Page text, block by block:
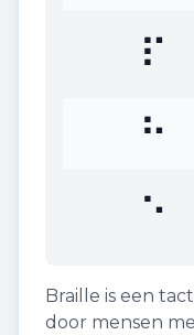
⠏
⠓
⠑
Braille is een
door mensen